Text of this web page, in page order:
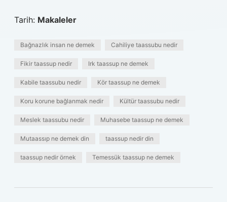
Tarih: Makaleler
Bağnazlık insan ne demek Cahiliye taassubu nedir
Fikir taassup nedir Irk taassup ne demek
Kabile taassubu nedir Kör taassup ne demek
Koru korune bağlanmak nedir Kültür taassubu nedir
Meslek taassubu nedir Muhasebe taassup ne demek
Mutaassıp ne demek din taassup nedir din
taassup nedir örnek Temessük taassup ne demek